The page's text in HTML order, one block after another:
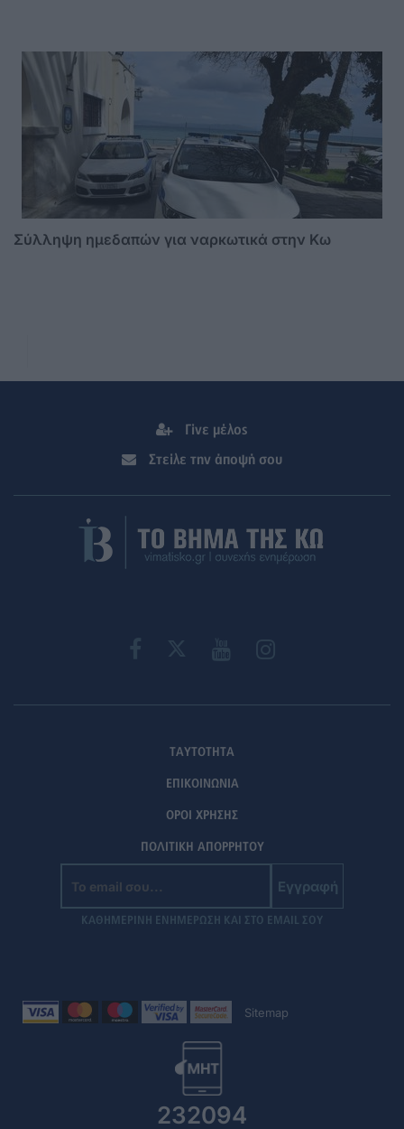
Σύλληψη ημεδαπών για ναρκωτικά στην Κω
Γίνε μέλος
Στείλε την άποψή σου
ΤΑΥΤΟΤΗΤΑ
ΕΠΙΚΟΙΝΩΝΙΑ
ΟΡΟΙ ΧΡΗΣΗΣ
ΠΟΛΙΤΙΚΗ ΑΠΟΡΡΗΤΟΥ
Εγγραφή
ΚΑΘΗΜΕΡΙΝΗ ΕΝΗΜΕΡΩΣΗ ΚΑΙ ΣΤΟ EMAIL ΣΟΥ
Sitemap
232094